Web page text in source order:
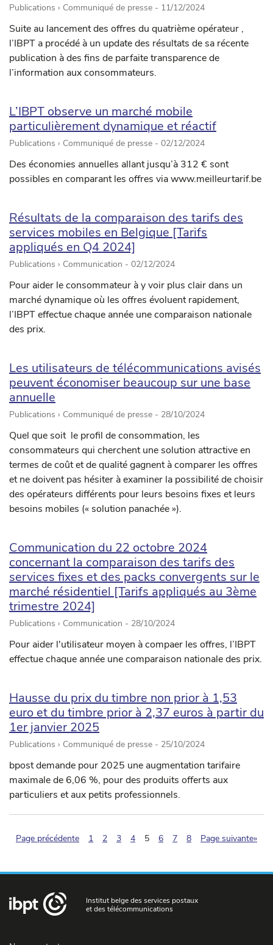
Publications › Communiqué de presse - 11/12/2024
Suite au lancement des offres du quatrième opérateur ,
l’IBPT a procédé à un update des résultats de sa récente
publication à des fins de parfaite transparence de
l’information aux consommateurs.
L’IBPT observe un marché mobile
particulièrement dynamique et réactif
Publications › Communiqué de presse - 02/12/2024
Des économies annuelles allant jusqu’à 312 € sont
possibles en comparant les offres via www.meilleurtarif.be
Résultats de la comparaison des tarifs des
services mobiles en Belgique [Tarifs
appliqués en Q4 2024]
Publications › Communication - 02/12/2024
Pour aider le consommateur à y voir plus clair dans un
marché dynamique où les offres évoluent rapidement,
l’IBPT effectue chaque année une comparaison nationale
des prix.
Les utilisateurs de télécommunications avisés
peuvent économiser beaucoup sur une base
annuelle
Publications › Communiqué de presse - 28/10/2024
Quel que soit le profil de consommation, les
consommateurs qui cherchent une solution attractive en
termes de coût et de qualité gagnent à comparer les offres
et ne doivent pas hésiter à examiner la possibilité de choisir
des opérateurs différents pour leurs besoins fixes et leurs
besoins mobiles (« solution panachée »).
Communication du 22 octobre 2024
concernant la comparaison des tarifs des
services fixes et des packs convergents sur le
marché résidentiel [Tarifs appliqués au 3ème
trimestre 2024]
Publications › Communication - 28/10/2024
Pour aider l'utilisateur moyen à compaer les offres, l’IBPT
effectue chaque année une comparaison nationale des prix.
Hausse du prix du timbre non prior à 1,53
euro et du timbre prior à 2,37 euros à partir du
1er janvier 2025
Publications › Communiqué de presse - 25/10/2024
bpost demande pour 2025 une augmentation tarifaire
maximale de 6,06 %, pour des produits offerts aux
particuliers et aux petits professionnels.
Page précédente 1 2 3 4 5(pagination.current)
6 7 8 Page suivante»
Institut belge des services postaux
et des télécommunications